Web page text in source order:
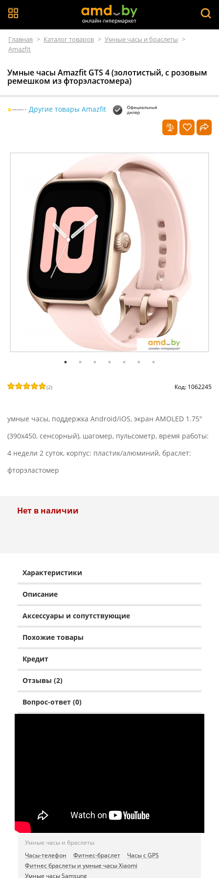
Главная > Каталог товаров > Умные часы и браслеты >
Amazfit
Умные часы Amazfit GTS 4 (золотистый, с розовым
ремешком из фторэластомера)
Другие товары Amazfit
(2) Код: 1062245
умные часы, поддержка Android/iOS, экран AMOLED 1.75"
(390x450, сенсорный), шагомер, пульсометр, время работы:
4 недели 2 суток, корпус: пластик/алюминий, браслет:
фторэластомер
Нет в наличии
Характеристики
Описание
Аксессуары и сопутствующие
Похожие товары
Кредит
Отзывы (2)
Вопрос-ответ (0)
Умные часы и браслеты
Часы-телефон
Фитнес-браслет
Часы с GPS
Фитнес браслеты и умные часы Xiaomi
Умные часы Samsung